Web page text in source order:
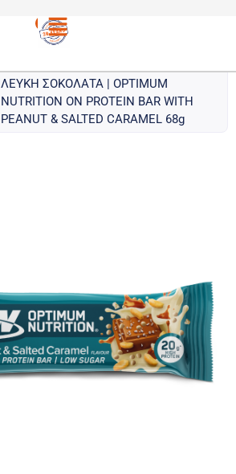
OPTIMUM NUTRITION ΜΠΑΡΑ
ΛΕΥΚΗ ΣΟΚΟΛΑΤΑ | OPTIMUM
NUTRITION ON PROTEIN BAR WITH
PEANUT & SALTED CARAMEL 68g